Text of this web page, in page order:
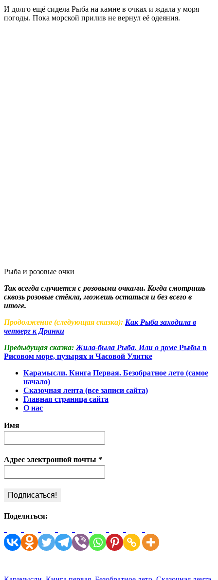
И долго ещё сидела Рыба на камне в очках и ждала у моря
погоды. Пока морской прилив не вернул её одеяния.
Рыба и розовые очки
Так всегда случается с розовыми очками. Когда смотришь
сквозь розовые стёкла, можешь остаться и без всего в
итоге.
Продолжение (следующая сказка): Как Рыба заходила в
четверг к Дранки
Предыдущая сказка: Жила-была Рыба. Или о доме Рыбы в
Рисовом море, пузырях и Часовой Улитке
Карамысли. Книга Первая. Безобратное лето (самое
начало)
Сказочная лента (все записи сайта)
Главная страница сайта
О нас
Имя
Адрес электронной почты *
Поделиться: